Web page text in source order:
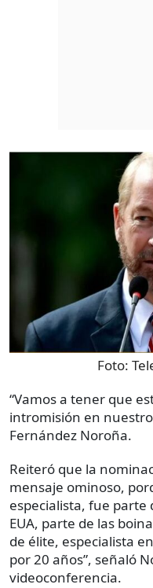
Foto:
“Vamos a tener que
intromisión en
Fernández Noroña.
Reiteró que la
mensaje ominoso,
especialista, fue parte
EUA, parte de las
de élite, especialista
por 20 años”, señaló
videoconferencia.